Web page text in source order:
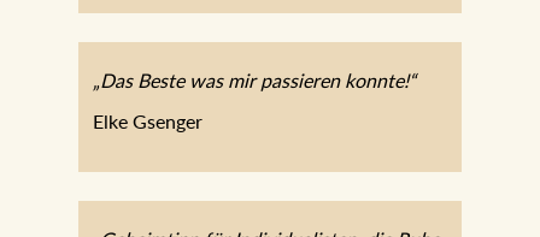
„Das Beste was mir passieren konnte!“
Elke Gsenger